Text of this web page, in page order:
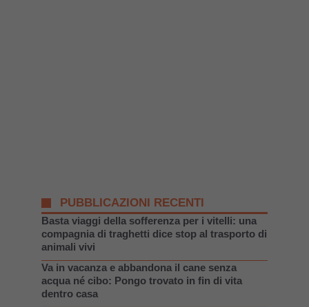
PUBBLICAZIONI RECENTI
Basta viaggi della sofferenza per i vitelli: una
compagnia di traghetti dice stop al trasporto di
animali vivi
Va in vacanza e abbandona il cane senza
acqua né cibo: Pongo trovato in fin di vita
dentro casa